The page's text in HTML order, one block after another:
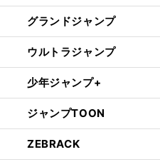
グランドジャンプ
ウルトラジャンプ
少年ジャンプ+
ジャンプTOON
ZEBRACK